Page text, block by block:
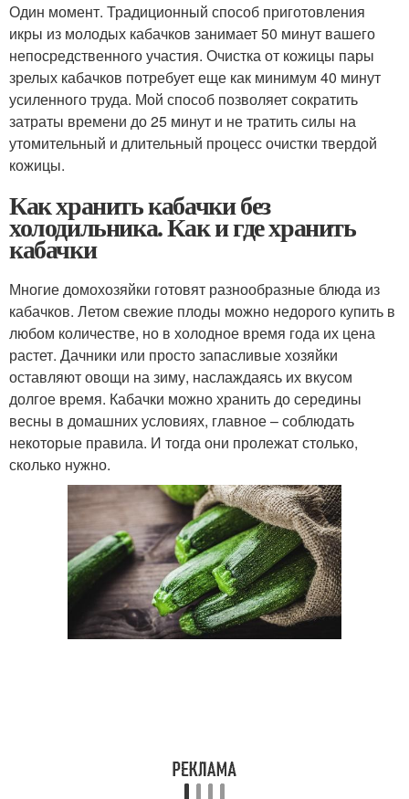
Один момент. Традиционный способ приготовления
икры из молодых кабачков занимает 50 минут вашего
непосредственного участия. Очистка от кожицы пары
зрелых кабачков потребует еще как минимум 40 минут
усиленного труда. Мой способ позволяет сократить
затраты времени до 25 минут и не тратить силы на
утомительный и длительный процесс очистки твердой
кожицы.
Как хранить кабачки без
холодильника. Как и где хранить
кабачки
Многие домохозяйки готовят разнообразные блюда из
кабачков. Летом свежие плоды можно недорого купить в
любом количестве, но в холодное время года их цена
растет. Дачники или просто запасливые хозяйки
оставляют овощи на зиму, наслаждаясь их вкусом
долгое время. Кабачки можно хранить до середины
весны в домашних условиях, главное – соблюдать
некоторые правила. И тогда они пролежат столько,
сколько нужно.